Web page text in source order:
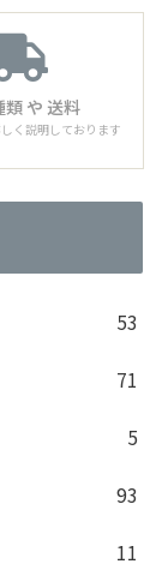
類 や 送料
く説明しております
53
71
5
93
11